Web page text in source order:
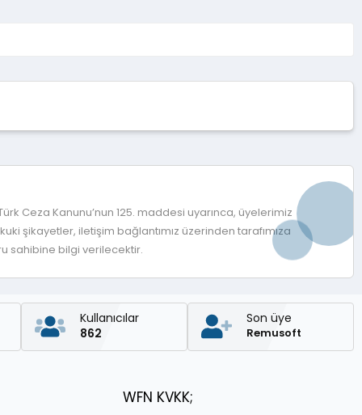
Ceza Kanunu’nun 125. maddesi uyarınca, üyelerimiz
şikayetler, iletişim bağlantımız üzerinden tarafımıza
sahibine bilgi verilecektir.
Kullanıcılar
862
Son üye
Remusoft
WFN KVKK;